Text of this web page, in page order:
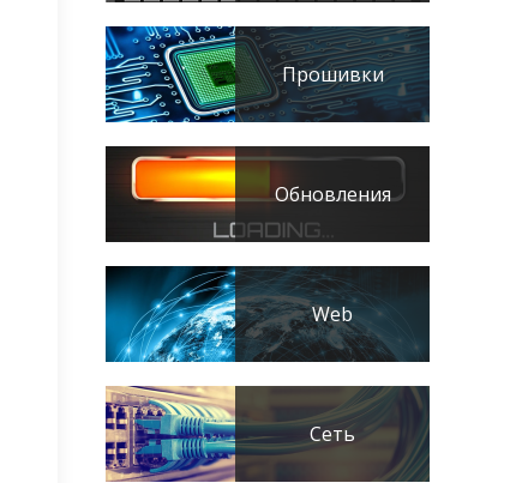
Прошивки
Обновления
Web
Сеть